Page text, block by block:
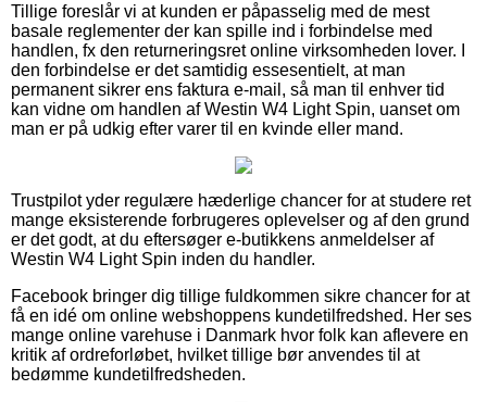
Tillige foreslår vi at kunden er påpasselig med de mest
basale reglementer der kan spille ind i forbindelse med
handlen, fx den returneringsret online virksomheden lover. I
den forbindelse er det samtidig essesentielt, at man
permanent sikrer ens faktura e-mail, så man til enhver tid
kan vidne om handlen af Westin W4 Light Spin, uanset om
man er på udkig efter varer til en kvinde eller mand.
Trustpilot yder regulære hæderlige chancer for at studere ret
mange eksisterende forbrugeres oplevelser og af den grund
er det godt, at du eftersøger e-butikkens anmeldelser af
Westin W4 Light Spin inden du handler.
Facebook bringer dig tillige fuldkommen sikre chancer for at
få en idé om online webshoppens kundetilfredshed. Her ses
mange online varehuse i Danmark hvor folk kan aflevere en
kritik af ordreforløbet, hvilket tillige bør anvendes til at
bedømme kundetilfredsheden.